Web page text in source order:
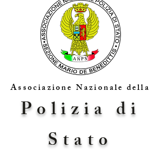
Associazione Nazionale della
Polizia di
Stato